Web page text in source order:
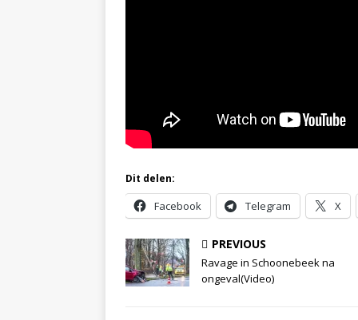
Dit delen:
Facebook Telegram X
PREVIOUS
Ravage in Schoonebeek na
ongeval(Video)